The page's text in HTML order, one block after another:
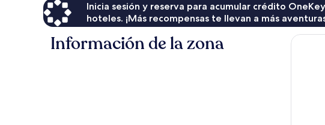
Inicia sesión y reserva para acumular crédito
hoteles. ¡Más recompensas te llevan a más
Información de la zona